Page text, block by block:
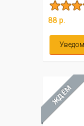
88 р.
ЖДЁМ